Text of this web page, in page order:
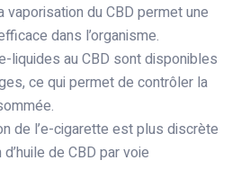
vaporisation du CBD permet une
dans l’organisme.
liquides au CBD sont disponibles
ce qui permet de contrôler la
de l’e-cigarette est plus discrète
de CBD par voie